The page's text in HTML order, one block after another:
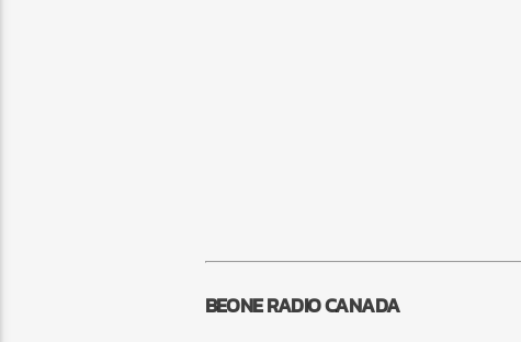
BEONE RADIO CANADA